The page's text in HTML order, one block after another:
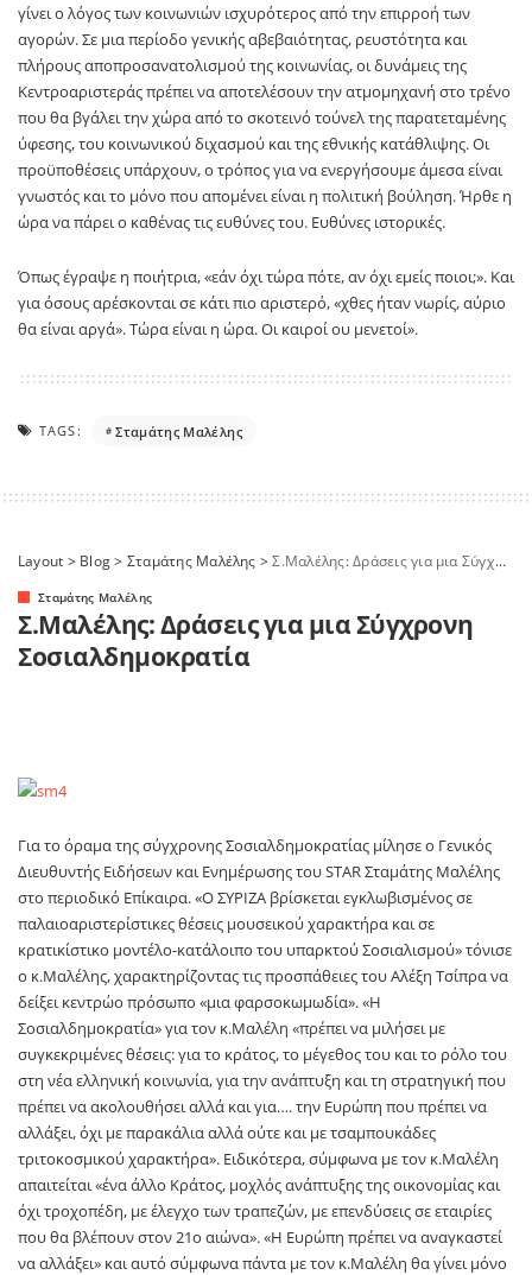
γίνει ο λόγος των κοινωνιών ισχυρότερος από την επιρροή των
αγορών. Σε μια περίοδο γενικής αβεβαιότητας, ρευστότητα και
πλήρους αποπροσανατολισμού της κοινωνίας, οι δυνάμεις της
Κεντροαριστεράς πρέπει να αποτελέσουν την ατμομηχανή στο τρένο
που θα βγάλει την χώρα από το σκοτεινό τούνελ της παρατεταμένης
ύφεσης, του κοινωνικού διχασμού και της εθνικής κατάθλιψης. Οι
προϋποθέσεις υπάρχουν, ο τρόπος για να ενεργήσουμε άμεσα είναι
γνωστός και το μόνο που απομένει είναι η πολιτική βούληση. Ήρθε η
ώρα να πάρει ο καθένας τις ευθύνες του. Ευθύνες ιστορικές.
Όπως έγραψε η ποιήτρια, «εάν όχι τώρα πότε, αν όχι εμείς ποιοι;». Και
για όσους αρέσκονται σε κάτι πιο αριστερό, «χθες ήταν νωρίς, αύριο
θα είναι αργά». Τώρα είναι η ώρα. Οι καιροί ου μενετοί».
TAGS: Σταμάτης Μαλέλης
Layout > Blog> Σταμάτης Μαλέλης >Σ.Μαλέλης: Δράσεις για μια Σύγχρονη Σοσιαλδημοκρατία
Σταμάτης Μαλέλης
Σ.Μαλέλης: Δράσεις για μια Σύγχρονη
Σοσιαλδημοκρατία
Για το όραμα της σύγχρονης Σοσιαλδημοκρατίας μίλησε ο Γενικός
Διευθυντής Ειδήσεων και Ενημέρωσης του STAR Σταμάτης Μαλέλης
στο περιοδικό Επίκαιρα. «Ο ΣΥΡΙΖΑ βρίσκεται εγκλωβισμένος σε
παλαιοαριστερίστικες θέσεις μουσεικού χαρακτήρα και σε
κρατικίστικο μοντέλο-κατάλοιπο του υπαρκτού Σοσιαλισμού» τόνισε
ο κ.Μαλέλης, χαρακτηρίζοντας τις προσπάθειες του Αλέξη Τσίπρα να
δείξει κεντρώο πρόσωπο «μια φαρσοκωμωδία». «Η
Σοσιαλδημοκρατία» για τον κ.Μαλέλη «πρέπει να μιλήσει με
συγκεκριμένες θέσεις: για το κράτος, το μέγεθος του και το ρόλο του
στη νέα ελληνική κοινωνία, για την ανάπτυξη και τη στρατηγική που
πρέπει να ακολουθήσει αλλά και για…. την Ευρώπη που πρέπει να
αλλάξει, όχι με παρακάλια αλλά ούτε και με τσαμπουκάδες
τριτοκοσμικού χαρακτήρα». Ειδικότερα, σύμφωνα με τον κ.Μαλέλη
απαιτείται «ένα άλλο Κράτος, μοχλός ανάπτυξης της οικονομίας και
όχι τροχοπέδη, με έλεγχο των τραπεζών, με επενδύσεις σε εταιρίες
που θα βλέπουν στον 21ο αιώνα». «Η Ευρώπη πρέπει να αναγκαστεί
να αλλάξει» και αυτό σύμφωνα πάντα με τον κ.Μαλέλη θα γίνει μόνο